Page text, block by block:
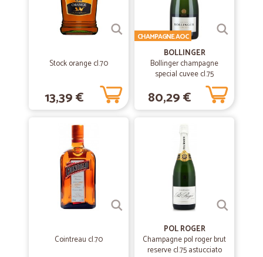
Stock orange cl.70
13,39 €
BOLLINGER
Bollinger champagne
special cuvee cl.75
CHAMPAGNE AOC
80,29 €
Cointreau cl.70
POL ROGER
Champagne pol roger brut
reserve cl.75 astucciato